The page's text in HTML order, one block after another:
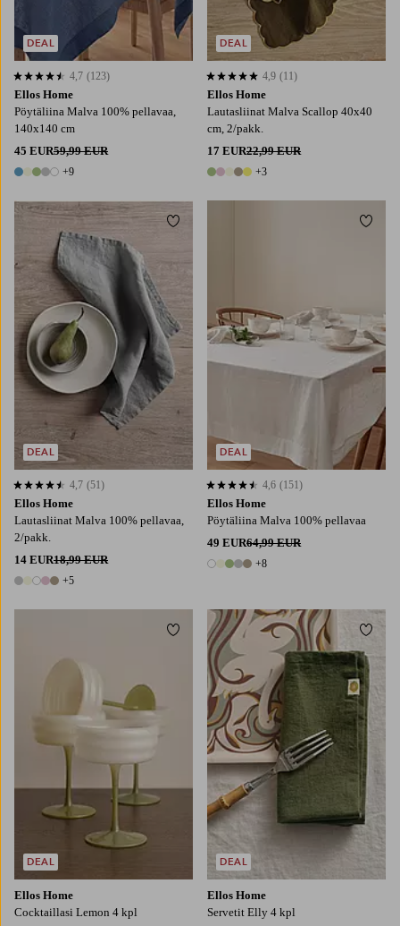
Ellos Home
Pöytäliina Malva 100% pellavaa,
140x140 cm
45 EUR59,99 EUR
14 värejä
+9
4,7 perustuen 123 arvosanaan
4,7 (123)
DEAL
Ellos Home
Lautasliinat Malva Scallop 40x40
cm, 2/pakk.
17 EUR22,99 EUR
8 värejä
+3
4,9 perustuen 11 arvosanaan
4,9 (11)
DEAL
Ellos Home
Lautasliinat Malva 100% pellavaa,
2/pakk.
14 EUR18,99 EUR
10 värejä
+5
4,7 perustuen 51 arvosanaan
4,7 (51)
DEAL
Lisää suosikkeihin
Ellos Home
Pöytäliina Malva 100% pellavaa
49 EUR64,99 EUR
13 värejä
+8
4,6 perustuen 151 arvosanaan
4,6 (151)
DEAL
Ellos Home
Cocktaillasi Lemon 4 kpl
DEAL
Lisää suosikkeihin
Ellos Home
Servetit Elly 4 kpl
DEAL